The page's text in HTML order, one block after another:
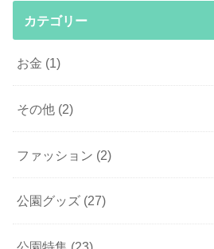
カテゴリー
お金 (1)
その他 (2)
ファッション (2)
公園グッズ (27)